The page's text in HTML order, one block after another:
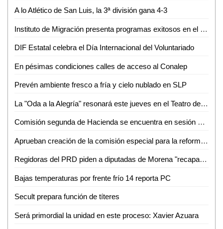
A lo Atlético de San Luis, la 3ª división gana 4-3
Instituto de Migración presenta programas exitosos en el Congreso de la Unión
DIF Estatal celebra el Día Internacional del Voluntariado
En pésimas condiciones calles de acceso al Conalep
Prevén ambiente fresco a fría y cielo nublado en SLP
La "Oda a la Alegría" resonará este jueves en el Teatro de la Paz
Comisión segunda de Hacienda se encuentra en sesión permanente para el análisis de las leyes de ingresos de 29 municipios
Aprueban creación de la comisión especial para la reforma político-electoral del congreso del Estado
Regidoras del PRD piden a diputadas de Morena "recapacitar" y no aprobar aumento al agua
Bajas temperaturas por frente frío 14 reporta PC
Secult prepara función de títeres
Será primordial la unidad en este proceso: Xavier Azuara